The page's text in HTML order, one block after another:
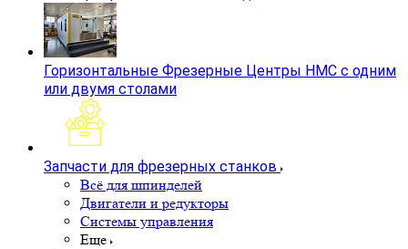
Горизонтальные Фрезерные Центры HMC с одним
или двумя столами
Запчасти для фрезерных станков
Всё для шпинделей
Двигатели и редукторы
Системы управления
Еще